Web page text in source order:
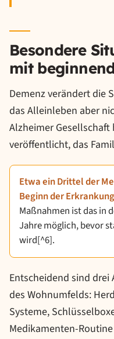
Besondere
mit
Demenz verändert die
das Alleinleben aber
Alzheimer
veröffentlicht, das
Etwa ein Drittel der
Beginn der
Maßnahmen ist das in
Jahre möglich, bevor
wird[^6].
Entscheidend sind drei
des Wohnumfelds:
Systeme,
Medikamenten-